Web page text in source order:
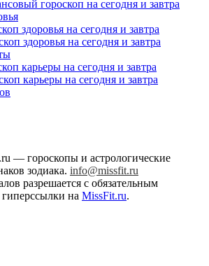
гороскоп на сегодня и завтра
здоровья на сегодня и завтра
здоровья на сегодня и завтра
карьеры на сегодня и завтра
карьеры на сегодня и завтра
— гороскопы и астрологические
зодиака. info@missfit.ru
разрешается с обязательным
на MissFit.ru.